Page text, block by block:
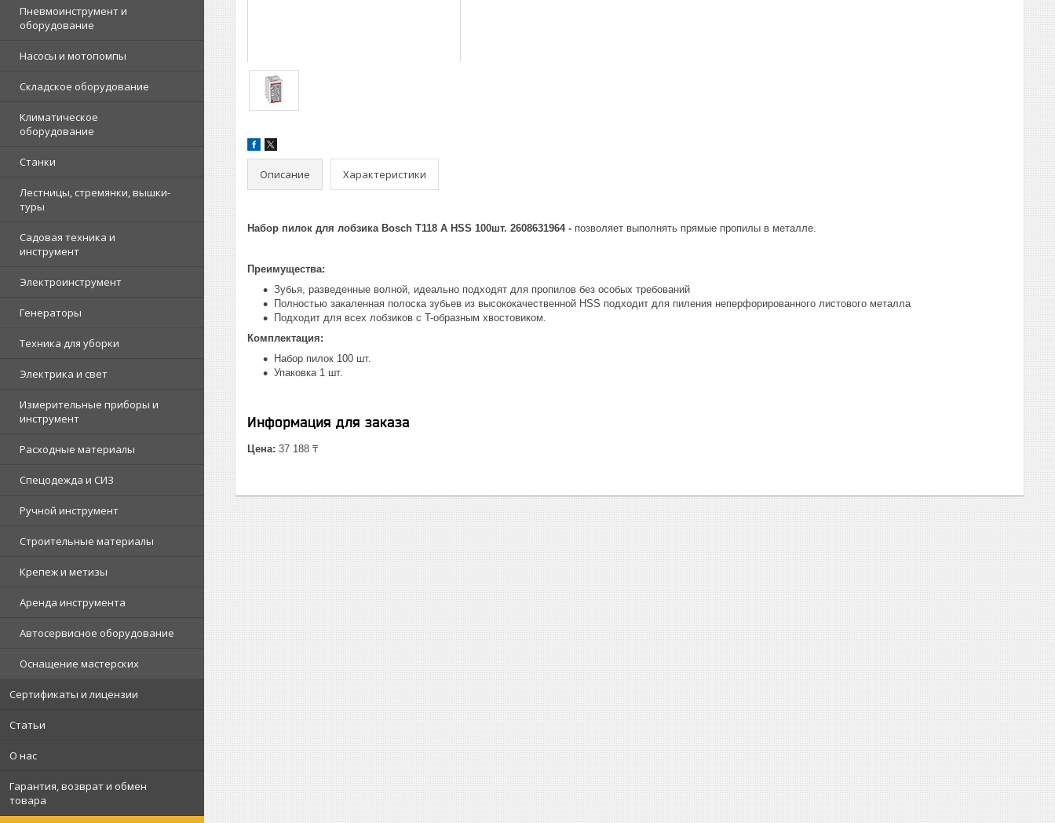
Пневмоинструмент и
оборудование
Насосы и мотопомпы
Складское оборудование
Климатическое
оборудование
Станки
Лестницы, стремянки, вышки-
туры
Садовая техника и
инструмент
Электроинструмент
Генераторы
Техника для уборки
Электрика и свет
Измерительные приборы и
инструмент
Расходные материалы
Спецодежда и СИЗ
Ручной инструмент
Строительные материалы
Крепеж и метизы
Аренда инструмента
Автосервисное оборудование
Оснащение мастерских
Сертификаты и лицензии
Статьи
О нас
Гарантия, возврат и обмен
товара
Описание Характеристики
Набор пилок для лобзика Bosch T118 А HSS 100шт. 2608631964 - позволяет выполнять прямые пропилы в металле.
Преимущества:
Зубья, разведенные волной, идеально подходят для пропилов без особых требований
Полностью закаленная полоска зубьев из высококачественной HSS подходит для пиления неперфорированного листового металла
Подходит для всех лобзиков с T-образным хвостовиком.
Комплектация:
Набор пилок 100 шт.
Упаковка 1 шт.
Информация для заказа
Цена: 37 188 ₸